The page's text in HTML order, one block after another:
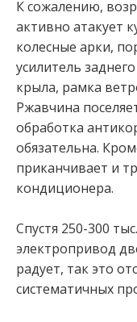
К сожалению,
активно атакует
колесные арки,
усилитель
крыла, рамка
Ржавчина
обработка
обязательна.
приканчивает и
кондиционера.
Спустя 250-300
электропривод
радует, так это
систематичных